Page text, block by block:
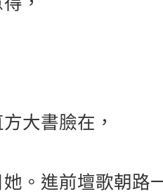
大書臉在，
她。進前壇歌朝路